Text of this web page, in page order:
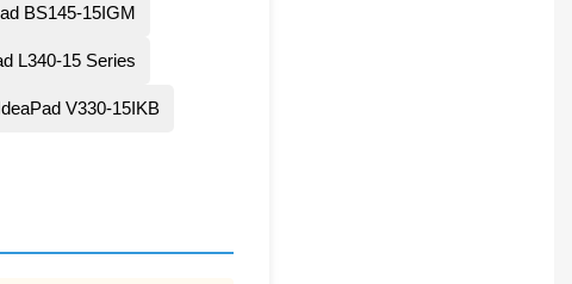
BS145-15IGM
L340-15 Series
V330-15IKB